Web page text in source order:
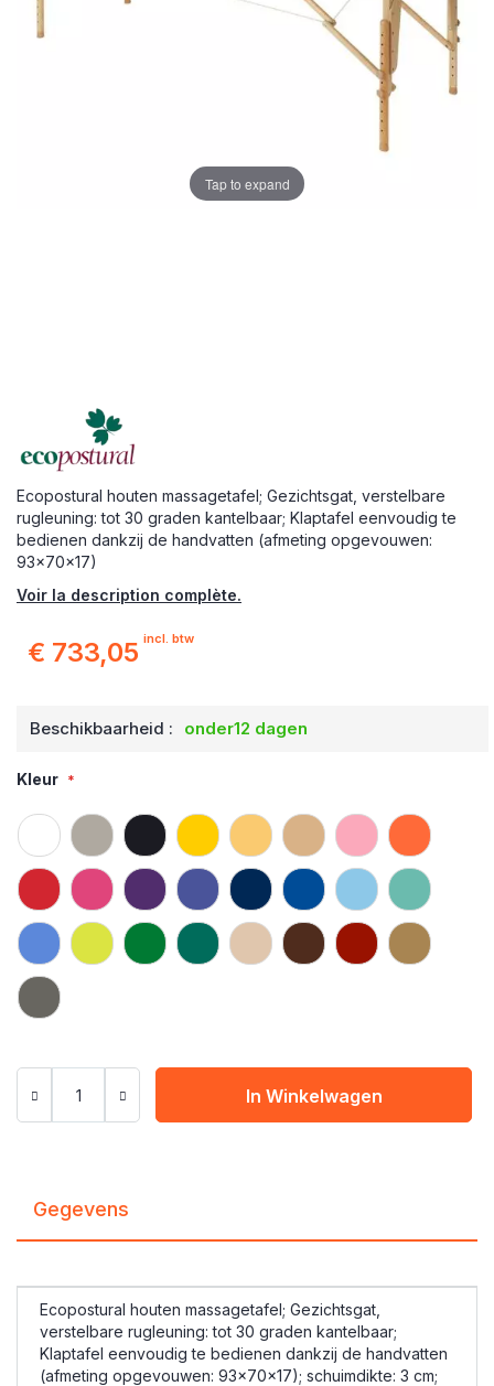
Ecopostural houten massagetafel; Gezichtsgat, verstelbare
rugleuning: tot 30 graden kantelbaar; Klaptafel eenvoudig te
bedienen dankzij de handvatten (afmeting opgevouwen:
93x70x17)
Voir la description complète.
€ 733,05 incl. btw
Beschikbaarheid : onder12 dagen
Kleur
In Winkelwagen
Tap to expand
Gegevens
Ecopostural houten massagetafel; Gezichtsgat,
verstelbare rugleuning: tot 30 graden kantelbaar;
Klaptafel eenvoudig te bedienen dankzij de handvatten
(afmeting opgevouwen: 93x70x17); schuimdikte: 3 cm;